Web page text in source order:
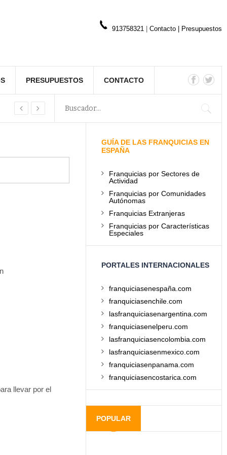
913758321 Contacto Presupuestos
PRESUPUESTOS CONTACTO
llevar por el
GUÍA DE LAS FRANQUICIAS EN
ESPAÑA
Franquicias por Sectores de
Actividad
Franquicias por Comunidades
Autónomas
Franquicias Extranjeras
Franquicias por Características
Especiales
PORTALES INTERNACIONALES
franquiciasenespaña.com
franquiciasenchile.com
lasfranquiciasenargentina.com
franquiciasenelperu.com
lasfranquiciasencolombia.com
lasfranquiciasenmexico.com
franquiciasenpanama.com
franquiciasencostarica.com
POPULAR